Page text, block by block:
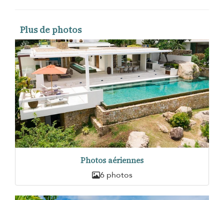
Plus de photos
Photos aériennes
6 photos